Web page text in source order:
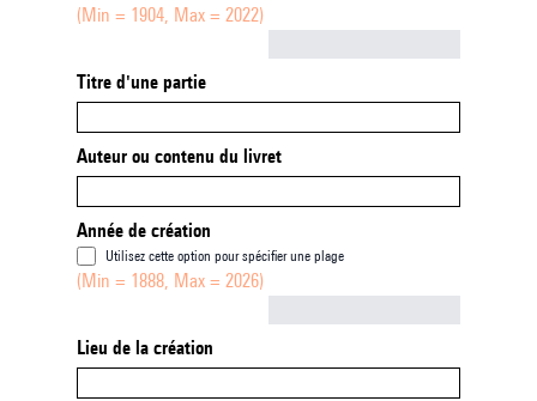
(Min = 1904, Max = 2022)
Titre d'une partie
Auteur ou contenu du livret
Année de création
Utilisez cette option pour spécifier une plage
(Min = 1888, Max = 2026)
Lieu de la création